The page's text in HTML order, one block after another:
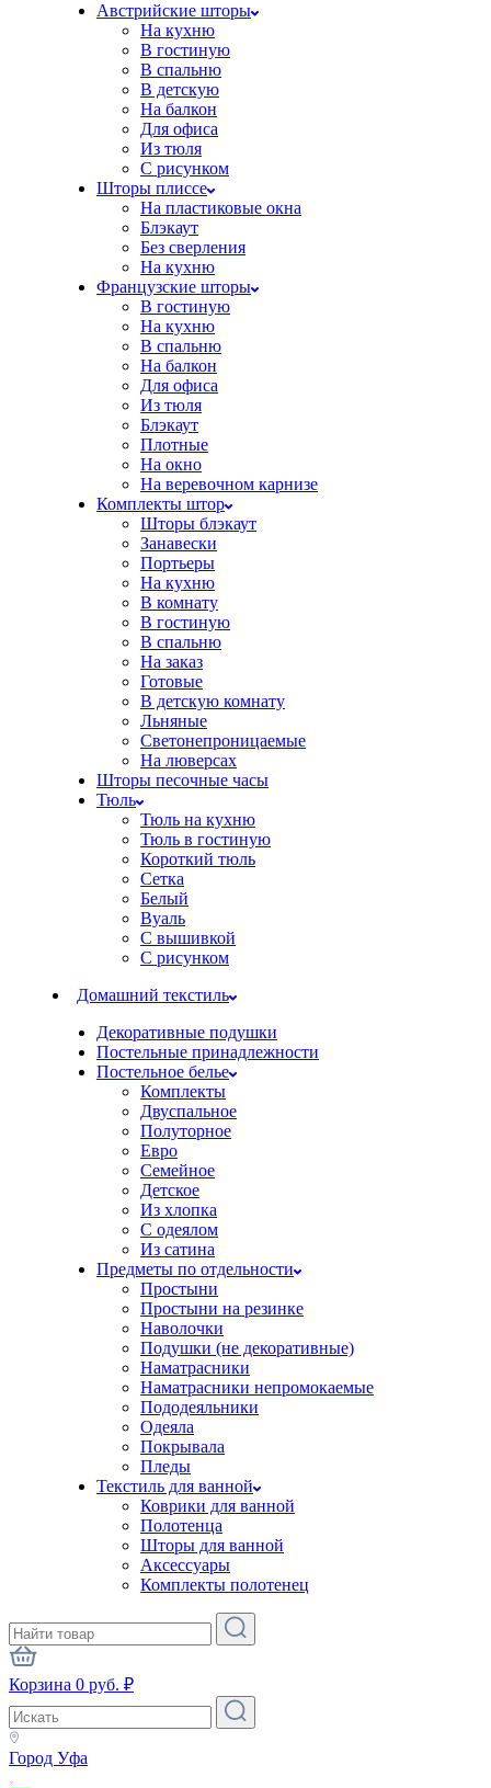
Австрийские шторы
На кухню
В гостиную
В спальню
В детскую
На балкон
Для офиса
Из тюля
С рисунком
Шторы плиссе
На пластиковые окна
Блэкаут
Без сверления
На кухню
Французские шторы
В гостиную
На кухню
В спальню
На балкон
Для офиса
Из тюля
Блэкаут
Плотные
На окно
На веревочном карнизе
Комплекты штор
Шторы блэкаут
Занавески
Портьеры
На кухню
В комнату
В гостиную
В спальню
На заказ
Готовые
В детскую комнату
Льняные
Светонепроницаемые
На люверсах
Шторы песочные часы
Тюль
Тюль на кухню
Тюль в гостиную
Короткий тюль
Сетка
Белый
Вуаль
С вышивкой
С рисунком
Домашний текстиль
Декоративные подушки
Постельные принадлежности
Постельное белье
Комплекты
Двуспальное
Полуторное
Евро
Семейное
Детское
Из хлопка
С одеялом
Из сатина
Предметы по отдельности
Простыни
Простыни на резинке
Наволочки
Подушки (не декоративные)
Наматрасники
Наматрасники непромокаемые
Пододеяльники
Одеяла
Покрывала
Пледы
Текстиль для ванной
Коврики для ванной
Полотенца
Шторы для ванной
Аксессуары
Комплекты полотенец
Корзина 0 руб. ₽
Город Уфа